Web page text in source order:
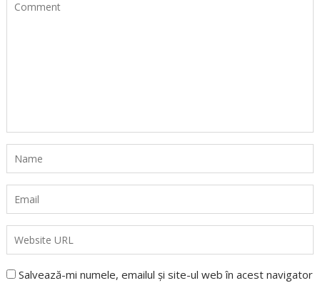
Salvează-mi numele, emailul și site-ul web în acest navigator